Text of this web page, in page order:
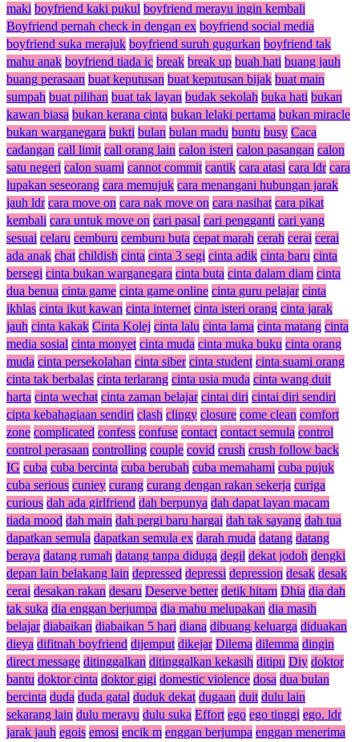
maki boyfriend kaki pukul boyfriend merayu ingin kembali
Boyfriend pernah check in dengan ex boyfriend social media
boyfriend suka merajuk boyfriend suruh gugurkan boyfriend tak
mahu anak boyfriend tiada ic break break up buah hati buang jauh
buang perasaan buat keputusan buat keputusan bijak buat main
sumpah buat pilihan buat tak layan budak sekolah buka hati bukan
kawan biasa bukan kerana cinta bukan lelaki pertama bukan miracle
bukan warganegara bukti bulan bulan madu buntu busy Caca
cadangan call limit call orang lain calon isteri calon pasangan calon
satu negeri calon suami cannot commit cantik cara atasi cara ldr cara
lupakan seseorang cara memujuk cara menangani hubungan jarak
jauh ldr cara move on cara nak move on cara nasihat cara pikat
kembali cara untuk move on cari pasal cari pengganti cari yang
sesuai celaru cemburu cemburu buta cepat marah cerah cerai cerai
ada anak chat childish cinta cinta 3 segi cinta adik cinta baru cinta
bersegi cinta bukan warganegara cinta buta cinta dalam diam cinta
dua benua cinta game cinta game online cinta guru pelajar cinta
ikhlas cinta ikut kawan cinta internet cinta isteri orang cinta jarak
jauh cinta kakak Cinta Kolej cinta lalu cinta lama cinta matang cinta
media sosial cinta monyet cinta muda cinta muka buku cinta orang
muda cinta persekolahan cinta siber cinta student cinta suami orang
cinta tak berbalas cinta terlarang cinta usia muda cinta wang duit
harta cinta wechat cinta zaman belajar cintai diri cintai diri sendiri
cipta kebahagiaan sendiri clash clingy closure come clean comfort
zone complicated confess confuse contact contact semula control
control perasaan controlling couple covid crush crush follow back
IG cuba cuba bercinta cuba berubah cuba memahami cuba pujuk
cuba serious cuniey curang curang dengan rakan sekerja curiga
curious dah ada girlfriend dah berpunya dah dapat layan macam
tiada mood dah main dah pergi baru hargai dah tak sayang dah tua
dapatkan semula dapatkan semula ex darah muda datang datang
beraya datang rumah datang tanpa diduga degil dekat jodoh dengki
depan lain belakang lain depressed depressi depression desak desak
cerai desakan rakan desaru Deserve better detik hitam Dhia dia dah
tak suka dia enggan berjumpa dia mahu melupakan dia masih
belajar diabaikan diabaikan 5 hari diana dibuang keluarga diduakan
dieya difitnah boyfriend dijemput dikejar Dilema dilemma dingin
direct message ditinggalkan ditinggalkan kekasih ditipu Diy doktor
bantu doktor cinta doktor gigi domestic violence dosa dua bulan
bercinta duda duda gatal duduk dekat dugaan duit dulu lain
sekarang lain dulu merayu dulu suka Effort ego ego tinggi ego. ldr
jarak jauh egois emosi encik m enggan berjumpa enggan menerima